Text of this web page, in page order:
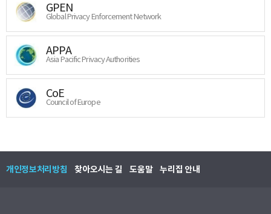
GPEN
Global Privacy Enforcement Network
APPA
Asia Pacific Privacy Authorities
CoE
Council of Europe
개인정보처리방침 찾아오시는 길 도움말 누리집 안내